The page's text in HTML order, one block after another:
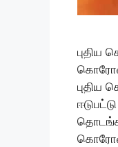
புதிய
புதிய